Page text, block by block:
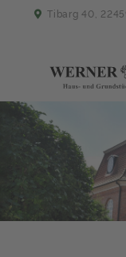
Tibarg 40,